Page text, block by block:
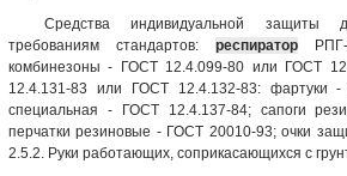
Средства индивидуальной защиты
требованиям стандартов: респиратор РПГ-
комбинезоны - ГОСТ 12.4.099-80 или ГОСТ
12.4.131-83 или ГОСТ 12.4.132-83: фартуки
специальная - ГОСТ 12.4.137-84; сапоги
перчатки резиновые - ГОСТ 20010-93; очки
2.5.2. Руки работающих, соприкасающихся с